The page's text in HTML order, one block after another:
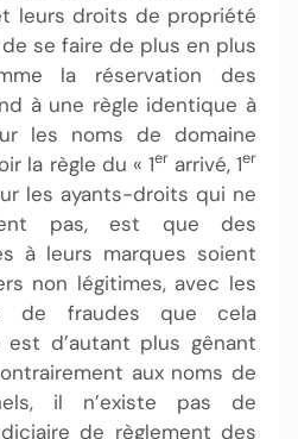
leurs droits de propriété
se faire de plus en plus
la réservation des
à une règle identique à
les noms de domaine
la règle du « 1erarrivé, 1er
les ayants-droits qui ne
pas, est que des
à leurs marques soient
non légitimes, avec les
de fraudes que cela
d’autant plus gênant
aux noms de
il n’existe pas de
de règlement des